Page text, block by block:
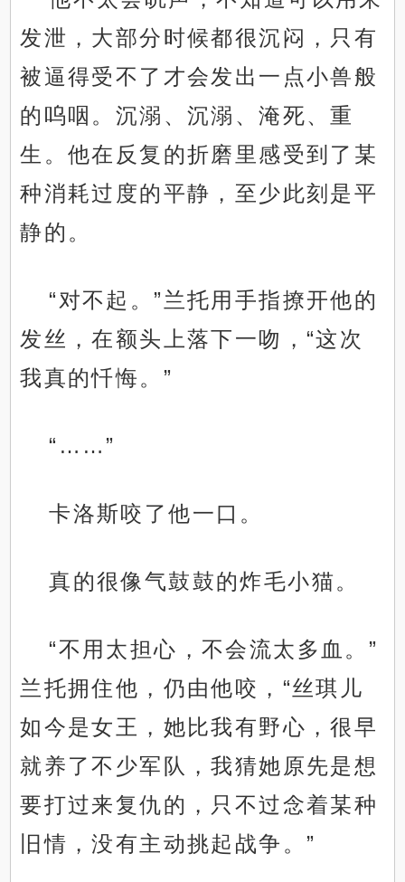
发泄，大部分时候都很沉闷，只有
被逼得受不了才会发出一点小兽般
的呜咽。沉溺、沉溺、淹死、重
生。他在反复的折磨里感受到了某
种消耗过度的平静，至少此刻是平
静的。
“对不起。”兰托用手指撩开他的
发丝，在额头上落下一吻，“这次
我真的忏悔。”
“……”
卡洛斯咬了他一口。
真的很像气鼓鼓的炸毛小猫。
“不用太担心，不会流太多血。”
兰托拥住他，仍由他咬，“丝琪儿
如今是女王，她比我有野心，很早
就养了不少军队，我猜她原先是想
要打过来复仇的，只不过念着某种
旧情，没有主动挑起战争。”